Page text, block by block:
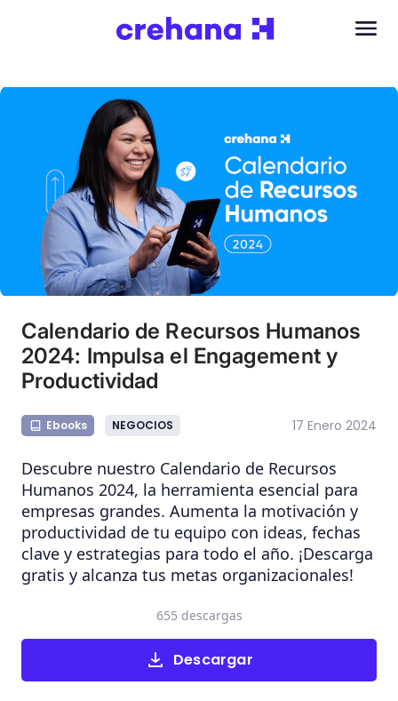
Calendario de Recursos Humanos
2024: Impulsa el Engagement y
Productividad
Ebooks NEGOCIOS 17 Enero 2024
Descubre nuestro Calendario de Recursos
Humanos 2024, la herramienta esencial para
empresas grandes. Aumenta la motivación y
productividad de tu equipo con ideas, fechas
clave y estrategias para todo el año. ¡Descarga
gratis y alcanza tus metas organizacionales!
Descargar
655 descargas